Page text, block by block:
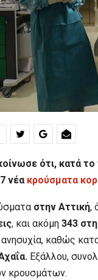
ότι, κατά
νέα κρούσματα
στην Αττική,
, και ακόμη 343
καθώς
Εξάλλου,
κρουσμάτων.